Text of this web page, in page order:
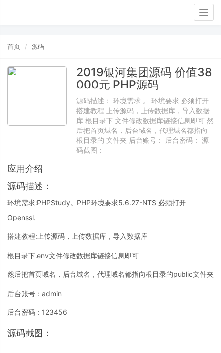
首页 源码
2019银河集团源码 价值38
000元 PHP源码
源码描述： 环境需求 。 环境要求 必须打开
搭建教程 上传源码，上传数据库，导入数据
库 根目录下 文件修改数据库链接信息即可 然
后把首页域名，后台域名，代理域名都指向
根目录的 文件夹 后台账号： 后台密码： 源
码截图：
应用介绍
源码描述：
环境需求:PHPStudy。PHP环境要求5.6.27-NTS 必须打开
Openssl.
搭建教程:上传源码，上传数据库，导入数据库
根目录下.env文件修改数据库链接信息即可
然后把首页域名，后台域名，代理域名都指向根目录的public文件夹
后台账号：admin
后台密码：123456
源码截图：